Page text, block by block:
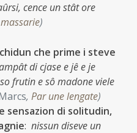
cence un stât ore
)
che prime i steve
di cjase e jê e je
frutin e sô madone viele
, Par une lengate)
sensazion di solitudin,
: nissun diseve un